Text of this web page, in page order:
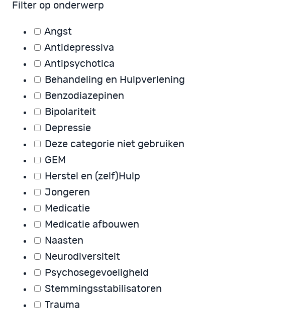
Filter op onderwerp
Angst
Antidepressiva
Antipsychotica
Behandeling en Hulpverlening
Benzodiazepinen
Bipolariteit
Depressie
Deze categorie niet gebruiken
GEM
Herstel en (zelf)Hulp
Jongeren
Medicatie
Medicatie afbouwen
Naasten
Neurodiversiteit
Psychosegevoeligheid
Stemmingsstabilisatoren
Trauma